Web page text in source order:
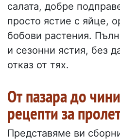
салата, добре
просто ястие с яйце,
бобови растения.
и сезонни ястия, без
отказ от тях.
От пазара до
рецепти за
Представяме ви